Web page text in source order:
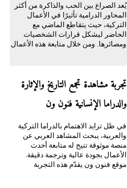
يُعد الصراع بين الحب والذاكرة من أكثر
المحاور الدرامية تأثيرًا في الأعمال
التركية، حيث يتقاطع الماضي مع
الحاضر ليشكل قرارات الشخصيات
ومصائرها. ومن خلال متابعة هذه الأعمال
تجربة مشاهدة تجمع التاريخ والإثارة
والدراما الإنسانية فنون ون
في ظل تزايد الاهتمام بالدراما التركية
والعربية، يبحث المشاهد العربي عن
منصة موثوقة تتيح له متابعة أحدث
الأعمال بجودة عالية وترجمة دقيقة.
موقع فنون ون يقدّم هذه التجربة